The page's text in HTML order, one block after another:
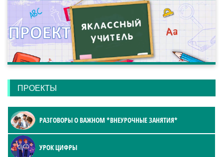
ПРОЕКТЫ
РАЗГОВОРЫ О ВАЖНОМ *ВНЕУРОЧНЫЕ ЗАНЯТИЯ*
УРОК ЦИФРЫ